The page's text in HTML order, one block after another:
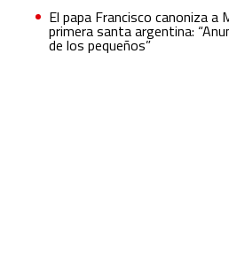
El papa Francisco canoniza a
primera santa argentina:
de los pequeños”